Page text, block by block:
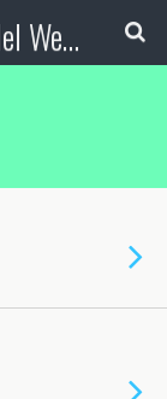
Booking Blog™ - Il blog del Web Marketing Turistico